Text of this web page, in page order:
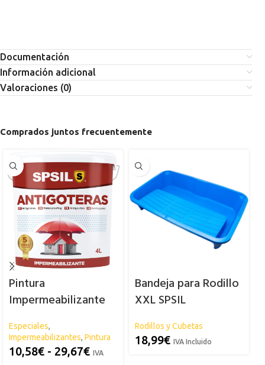
Documentación
Información adicional
Valoraciones (0)
Comprados juntos frecuentemente
Pintura
Impermeabilizante
Antigoteras Spsil
Especiales,
Impermeabilizantes, Pintura
10,58€ - 29,67€ IVA
Bandeja para Rodillo
XXL SPSIL
Rodillos y Cubetas
18,99€ IVA Incluido